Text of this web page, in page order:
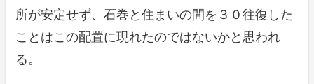
所が安定せず、石巻と住まいの間を３０往復した
ことはこの配置に現れたのではないかと思われ
る。